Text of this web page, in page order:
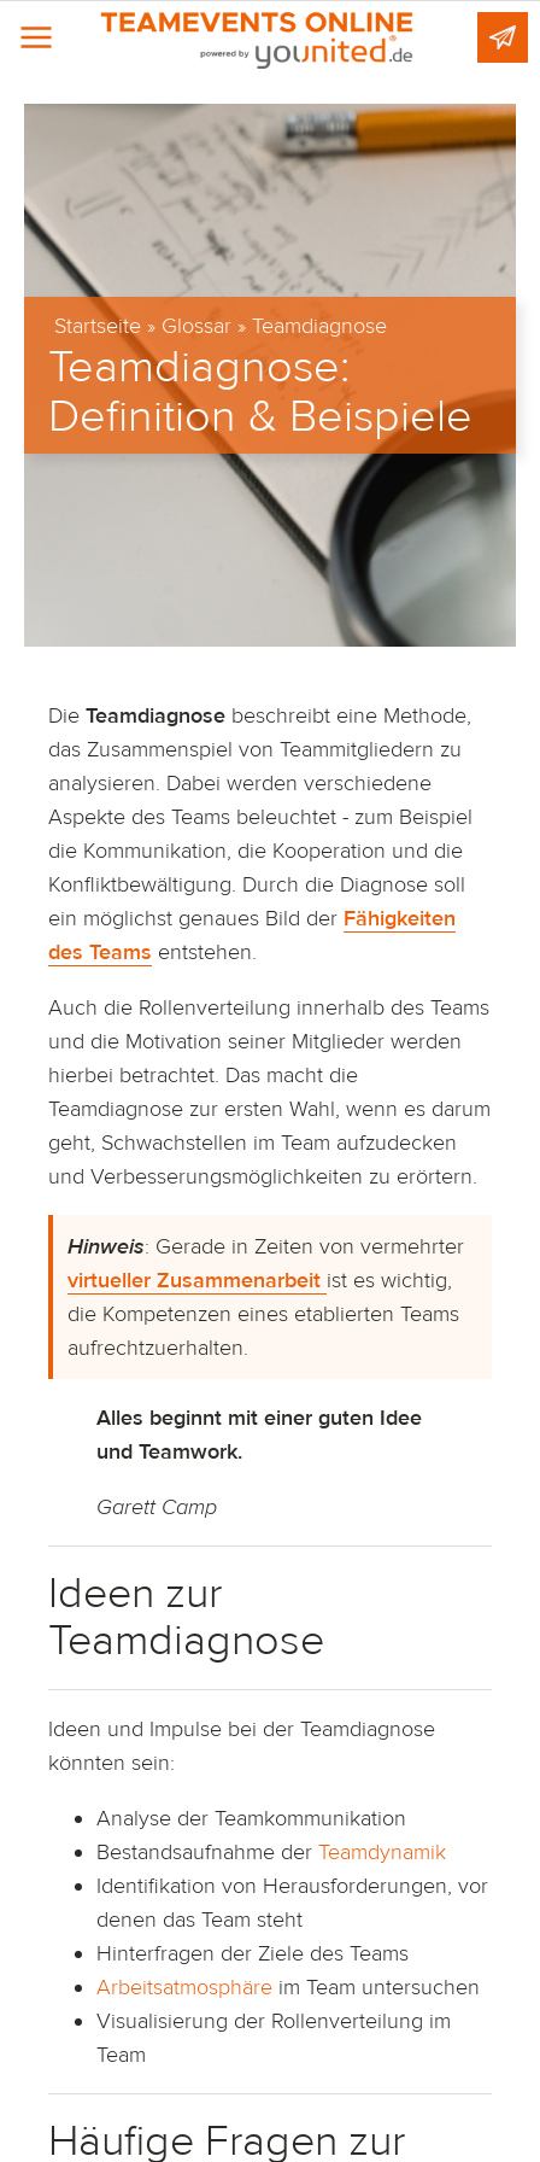
Startseite » Glossar » Teamdiagnose
Teamdiagnose:
Definition & Beispiele
Die Teamdiagnose beschreibt eine Methode,
das Zusammenspiel von Teammitgliedern zu
analysieren. Dabei werden verschiedene
Aspekte des Teams beleuchtet - zum Beispiel
die Kommunikation, die Kooperation und die
Konfliktbewältigung. Durch die Diagnose soll
ein möglichst genaues Bild der Fähigkeiten
des Teams entstehen.
Auch die Rollenverteilung innerhalb des Teams
und die Motivation seiner Mitglieder werden
hierbei betrachtet. Das macht die
Teamdiagnose zur ersten Wahl, wenn es darum
geht, Schwachstellen im Team aufzudecken
und Verbesserungsmöglichkeiten zu erörtern.
Hinweis: Gerade in Zeiten von vermehrter
virtueller Zusammenarbeit ist es wichtig,
die Kompetenzen eines etablierten Teams
aufrechtzuerhalten.
Alles beginnt mit einer guten Idee
und Teamwork.
Garett Camp
Ideen zur
Teamdiagnose
Ideen und Impulse bei der Teamdiagnose
könnten sein:
Analyse der Teamkommunikation
Bestandsaufnahme der Teamdynamik
Identifikation von Herausforderungen, vor
denen das Team steht
Hinterfragen der Ziele des Teams
Arbeitsatmosphäre im Team untersuchen
Visualisierung der Rollenverteilung im
Team
Häufige Fragen zur